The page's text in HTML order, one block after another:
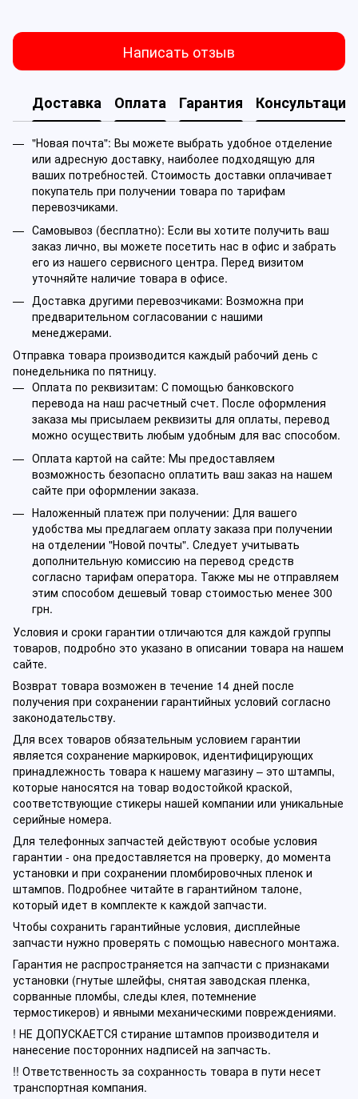
Написать отзыв
Доставка Оплата Гарантия Консультация
"Новая почта": Вы можете выбрать удобное отделение
или адресную доставку, наиболее подходящую для
ваших потребностей. Стоимость доставки оплачивает
покупатель при получении товара по тарифам
перевозчиками.
Самовывоз (бесплатно): Если вы хотите получить ваш
заказ лично, вы можете посетить нас в офис и забрать
его из нашего сервисного центра. Перед визитом
уточняйте наличие товара в офисе.
Доставка другими перевозчиками: Возможна при
предварительном согласовании с нашими
менеджерами.
Отправка товара производится каждый рабочий день с
понедельника по пятницу.
Оплата по реквизитам: С помощью банковского
перевода на наш расчетный счет. После оформления
заказа мы присылаем реквизиты для оплаты, перевод
можно осуществить любым удобным для вас способом.
Оплата картой на сайте: Мы предоставляем
возможность безопасно оплатить ваш заказ на нашем
сайте при оформлении заказа.
Наложенный платеж при получении: Для вашего
удобства мы предлагаем оплату заказа при получении
на отделении "Новой почты". Следует учитывать
дополнительную комиссию на перевод средств
согласно тарифам оператора. Также мы не отправляем
этим способом дешевый товар стоимостью менее 300
грн.
Условия и сроки гарантии отличаются для каждой группы
товаров, подробно это указано в описании товара на нашем
сайте.
Возврат товара возможен в течение 14 дней после
получения при сохранении гарантийных условий согласно
законодательству.
Для всех товаров обязательным условием гарантии
является сохранение маркировок, идентифицирующих
принадлежность товара к нашему магазину – это штампы,
которые наносятся на товар водостойкой краской,
соответствующие стикеры нашей компании или уникальные
серийные номера.
Для телефонных запчастей действуют особые условия
гарантии - она предоставляется на проверку, до момента
установки и при сохранении пломбировочных пленок и
штампов. Подробнее читайте в гарантийном талоне,
который идет в комплекте к каждой запчасти.
Чтобы сохранить гарантийные условия, дисплейные
запчасти нужно проверять с помощью навесного монтажа.
Гарантия не распространяется на запчасти с признаками
установки (гнутые шлейфы, снятая заводская пленка,
сорванные пломбы, следы клея, потемнение
термостикеров) и явными механическими повреждениями.
! НЕ ДОПУСКАЕТСЯ стирание штампов производителя и
нанесение посторонних надписей на запчасть.
!! Ответственность за сохранность товара в пути несет
транспортная компания.